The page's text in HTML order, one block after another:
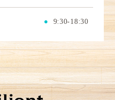
● 9:30-18:30